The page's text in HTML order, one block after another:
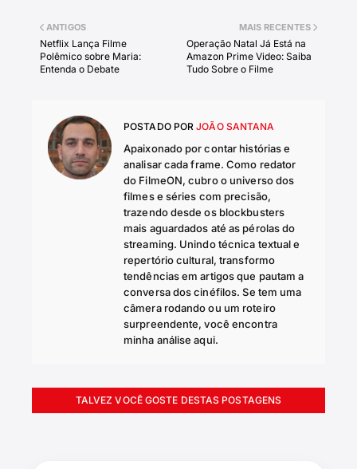
MAIS RECENTES
Operação Natal Já Está na
Amazon Prime Video: Saiba
Tudo Sobre o Filme
ANTIGOS
Netflix Lança Filme
Polêmico sobre Maria:
Entenda o Debate
POSTADO POR JOÃO SANTANA
Apaixonado por contar histórias e
analisar cada frame. Como redator
do FilmeON, cubro o universo dos
filmes e séries com precisão,
trazendo desde os blockbusters
mais aguardados até as pérolas do
streaming. Unindo técnica textual e
repertório cultural, transformo
tendências em artigos que pautam a
conversa dos cinéfilos. Se tem uma
câmera rodando ou um roteiro
surpreendente, você encontra
minha análise aqui.
TALVEZ VOCÊ GOSTE DESTAS POSTAGENS